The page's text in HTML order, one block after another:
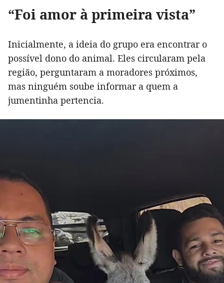
“Foi amor à primeira vista”
Inicialmente, a ideia do grupo era encontrar o
possível dono do animal. Eles circularam pela
região, perguntaram a moradores próximos,
mas ninguém soube informar a quem a
jumentinha pertencia.